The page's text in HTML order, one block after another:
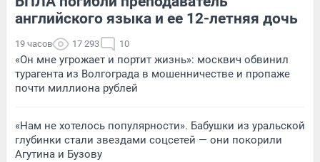
английского языка и ее 12-летняя дочь
19 часов 17 293 10
«Он мне угрожает и портит жизнь»: москвич обвинил
турагента из Волгограда в мошенничестве и пропаже
почти миллиона рублей
«Нам не хотелось популярности». Бабушки из уральской
глубинки стали звездами соцсетей — они покорили
Агутина и Бузову